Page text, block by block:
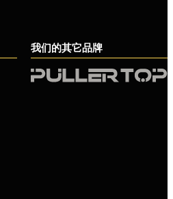
我们的其它品牌